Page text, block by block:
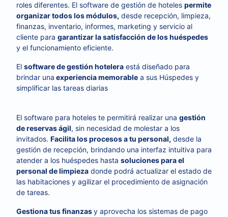
roles diferentes. El software de gestión de hoteles permite
organizar todos los módulos, desde recepción, limpieza,
finanzas, inventario, informes, marketing y servicio al
cliente para garantizar la satisfacción de los huéspedes
y el funcionamiento eficiente.
El software de gestión hotelera está diseñado para
brindar una experiencia memorable a sus Húspedes y
simplificar las tareas diarias
El software para hoteles te permitirá realizar una gestión
de reservas ágil, sin necesidad de molestar a los
invitados. Facilita los procesos a tu personal, desde la
gestión de recepción, brindando una interfaz intuitiva para
atender a los huéspedes hasta soluciones para el
personal de limpieza donde podrá actualizar el estado de
las habitaciones y agilizar el procedimiento de asignación
de tareas.
Gestiona tus finanzasy aprovecha los sistemas de pago